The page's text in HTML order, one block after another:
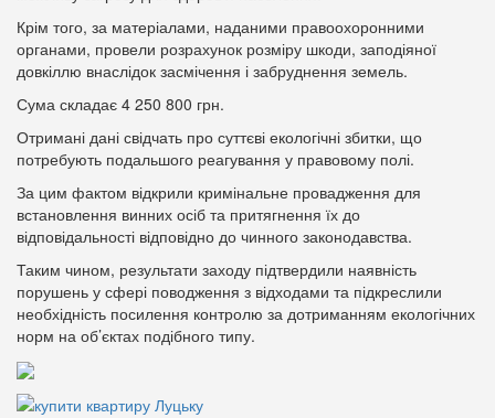
Крім того, за матеріалами, наданими правоохоронними
органами, провели розрахунок розміру шкоди, заподіяної
довкіллю внаслідок засмічення і забруднення земель.
Сума складає 4 250 800 грн.
Отримані дані свідчать про суттєві екологічні збитки, що
потребують подальшого реагування у правовому полі.
За цим фактом відкрили кримінальне провадження для
встановлення винних осіб та притягнення їх до
відповідальності відповідно до чинного законодавства.
Таким чином, результати заходу підтвердили наявність
порушень у сфері поводження з відходами та підкреслили
необхідність посилення контролю за дотриманням екологічних
норм на об’єктах подібного типу.